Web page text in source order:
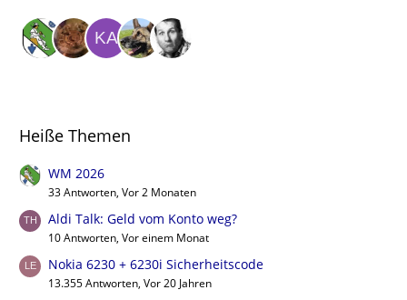
Heiße Themen
WM 2026
33 Antworten, Vor 2 Monaten
Aldi Talk: Geld vom Konto weg?
10 Antworten, Vor einem Monat
Nokia 6230 + 6230i Sicherheitscode
13.355 Antworten, Vor 20 Jahren